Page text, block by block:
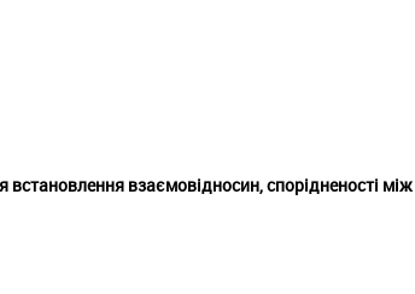
взаємовідносин, спорідненості